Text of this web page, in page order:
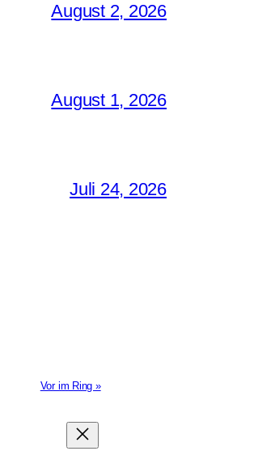
August 2, 2026
August 1, 2026
Juli 24, 2026
Vor im Ring »